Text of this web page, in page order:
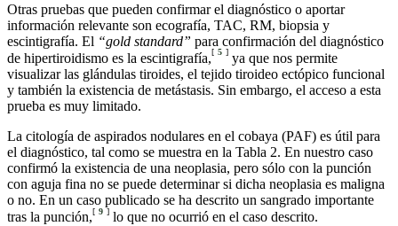
Otras pruebas que pueden confirmar el diagnóstico o aportar
información relevante son ecografía, TAC, RM, biopsia y
escintigrafía. El “gold standard” para confirmación del diagnóstico
de hipertiroidismo es la escintigrafía,[ 5 ] ya que nos permite
visualizar las glándulas tiroides, el tejido tiroideo ectópico funcional
y también la existencia de metástasis. Sin embargo, el acceso a esta
prueba es muy limitado.
La citología de aspirados nodulares en el cobaya (PAF) es útil para
el diagnóstico, tal como se muestra en la Tabla 2. En nuestro caso
confirmó la existencia de una neoplasia, pero sólo con la punción
con aguja fina no se puede determinar si dicha neoplasia es maligna
o no. En un caso publicado se ha descrito un sangrado importante
tras la punción,[ 9 ] lo que no ocurrió en el caso descrito.